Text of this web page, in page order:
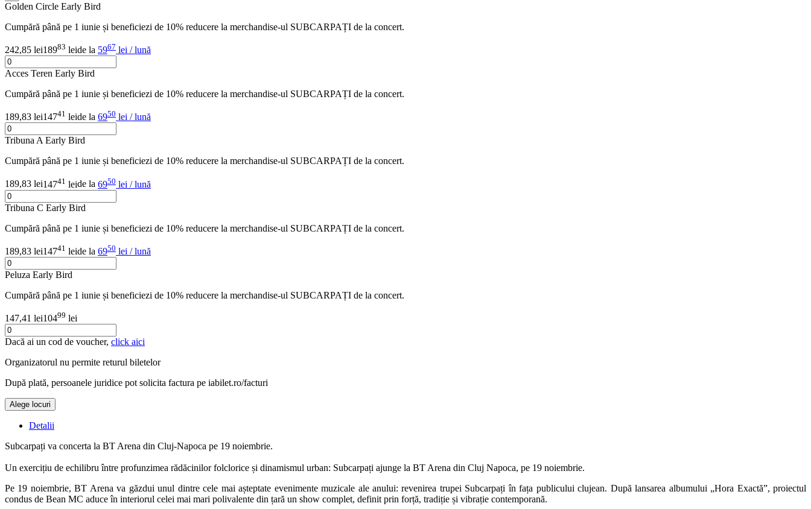
Golden Circle Early Bird
Cumpără până pe 1 iunie și beneficiezi de 10% reducere la merchandise-ul SUBCARPAȚI de la concert.
242,85 lei18983 leide la 5967 lei / lună
Acces Teren Early Bird
Cumpără până pe 1 iunie și beneficiezi de 10% reducere la merchandise-ul SUBCARPAȚI de la concert.
189,83 lei14741 leide la 6950 lei / lună
Tribuna A Early Bird
Cumpără până pe 1 iunie și beneficiezi de 10% reducere la merchandise-ul SUBCARPAȚI de la concert.
189,83 lei14741 leide la 6950 lei / lună
Tribuna C Early Bird
Cumpără până pe 1 iunie și beneficiezi de 10% reducere la merchandise-ul SUBCARPAȚI de la concert.
189,83 lei14741 leide la 6950 lei / lună
Peluza Early Bird
Cumpără până pe 1 iunie și beneficiezi de 10% reducere la merchandise-ul SUBCARPAȚI de la concert.
147,41 lei10499 lei
Dacă ai un cod de voucher, click aici
Organizatorul nu permite returul biletelor
După plată, persoanele juridice pot solicita factura pe iabilet.ro/facturi
Alege locuri
Detalii
Subcarpați va concerta la BT Arena din Cluj-Napoca pe 19 noiembrie.
Un exercițiu de echilibru între profunzimea rădăcinilor folclorice și dinamismul urban: Subcarpați ajunge la BT Arena din Cluj Napoca, pe 19 noiembrie.
Pe 19 noiembrie, BT Arena va găzdui unul dintre cele mai așteptate evenimente muzicale ale anului: revenirea trupei Subcarpați în fața publicului clujean. După lansarea albumului „Hora Exactă”, proiectul
condus de Bean MC aduce în interiorul celei mai mari polivalente din țară un show complet, definit prin forță, tradiție și vibrație contemporană.